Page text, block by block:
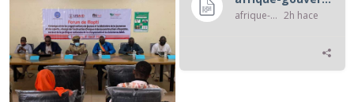
afrique-gouvernance-rss 2h hace